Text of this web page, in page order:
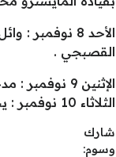
الأحد 8
القصبجي .
الإثنين 9 نوفمبر : مدحت صالح ، و الفنان سعد رمضان ، إيمان عبد الغنى ، صولو بيانو عمرو سليم ، بمصاحبة المايسترو أحمد عامر .
الثلاثاء 10 نوفمبر : يحيى حفل ختام المهرجان صابر الرباعى بمصاحبة المايسترو هانى فرحات .
شارك
وسوم: